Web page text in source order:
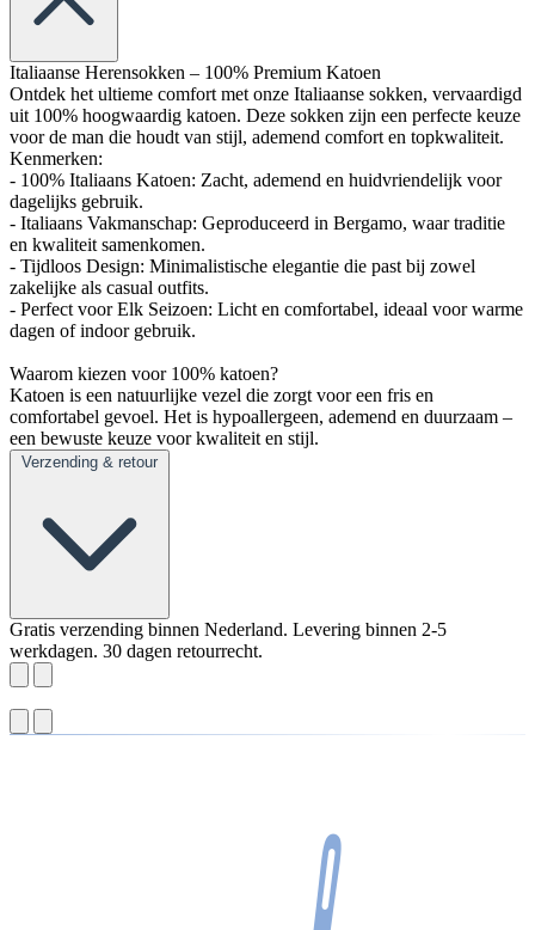
Italiaanse Herensokken – 100% Premium Katoen
Ontdek het ultieme comfort met onze Italiaanse sokken, vervaardigd
uit 100% hoogwaardig katoen. Deze sokken zijn een perfecte keuze
voor de man die houdt van stijl, ademend comfort en topkwaliteit.
Kenmerken:
- 100% Italiaans Katoen: Zacht, ademend en huidvriendelijk voor
dagelijks gebruik.
- Italiaans Vakmanschap: Geproduceerd in Bergamo, waar traditie
en kwaliteit samenkomen.
- Tijdloos Design: Minimalistische elegantie die past bij zowel
zakelijke als casual outfits.
- Perfect voor Elk Seizoen: Licht en comfortabel, ideaal voor warme
dagen of indoor gebruik.
Waarom kiezen voor 100% katoen?
Katoen is een natuurlijke vezel die zorgt voor een fris en
comfortabel gevoel. Het is hypoallergeen, ademend en duurzaam –
een bewuste keuze voor kwaliteit en stijl.
Verzending & retour
Gratis verzending binnen Nederland. Levering binnen 2-5
werkdagen. 30 dagen retourrecht.